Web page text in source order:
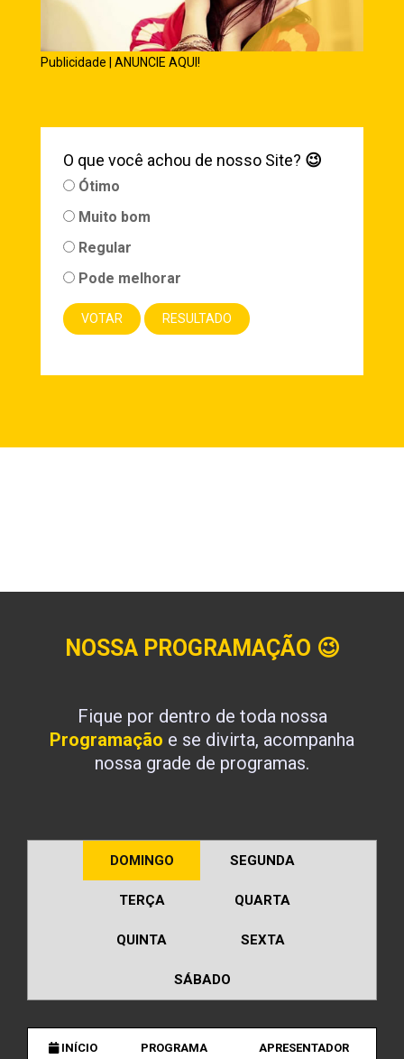
Publicidade | ANUNCIE AQUI!
O que você achou de nosso Site? 😉
Ótimo
Muito bom
Regular
Pode melhorar
NOSSA PROGRAMAÇÃO 😉
Fique por dentro de toda nossa
Programação e se divirta, acompanha
nossa grade de programas.
DOMINGO SEGUNDA
TERÇA QUARTA
QUINTA SEXTA
SÁBADO
INÍCIO PROGRAMA APRESENTADOR